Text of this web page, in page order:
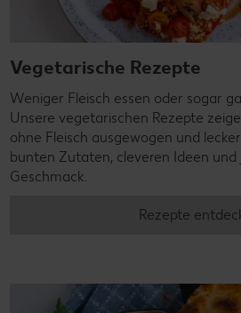
Vegetarische Rezepte
Weniger Fleisch essen oder sogar
Unsere vegetarischen Rezepte
ohne Fleisch ausgewogen und
bunten Zutaten, cleveren Ideen und
Geschmack.
Rezepte